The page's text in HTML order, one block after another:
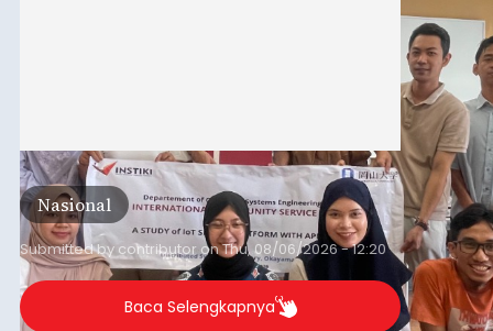
Nasional
Submitted bycontributor onThu, 08/06/2026 - 12:20
Baca Selengkapnya